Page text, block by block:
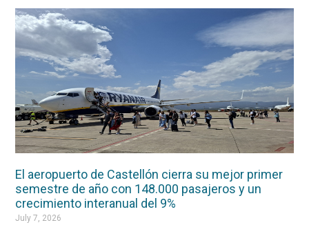
El aeropuerto de Castellón cierra su mejor primer
semestre de año con 148.000 pasajeros y un
crecimiento interanual del 9%
July 7, 2026